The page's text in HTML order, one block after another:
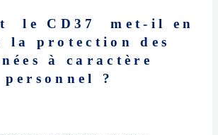
le CD37 met-il en
la protection des
à caractère
personnel ?